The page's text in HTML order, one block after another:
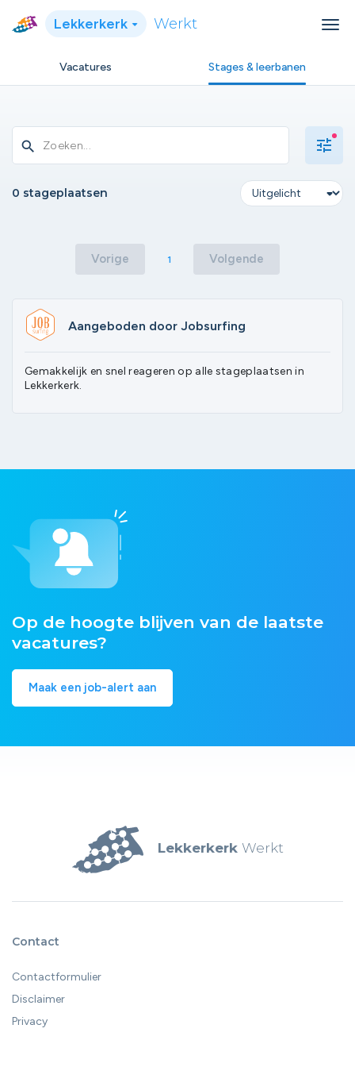
Lekkerkerk Werkt
Vacatures Stages & leerbanen
search tune
0 stageplaatsen
Vorige 1 Volgende
Aangeboden door Jobsurfing
Gemakkelijk en snel reageren op alle stageplaatsen in
Lekkerkerk.
Op de hoogte blijven van de laatste
vacatures?
Maak een job-alert aan
Lekkerkerk Werkt
Contact
Contactformulier
Disclaimer
Privacy